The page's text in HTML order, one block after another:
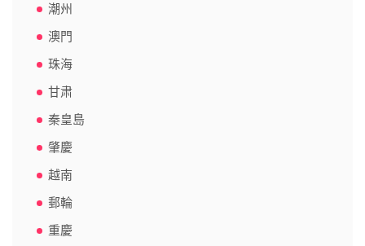
潮州
澳門
珠海
甘肃
秦皇島
肇慶
越南
郵輪
重慶